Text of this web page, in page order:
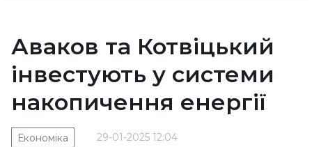
Аваков та Котвіцький
інвестують у системи
накопичення енергії
29-01-2025 12:04
Економіка